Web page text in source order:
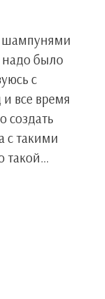
шампунями
надо было
с
все время
создать
с такими
такой…